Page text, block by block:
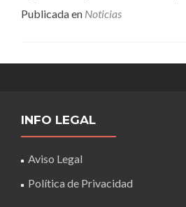
Publicada en Noticias
INFO LEGAL
Aviso Legal
Política de Privacidad